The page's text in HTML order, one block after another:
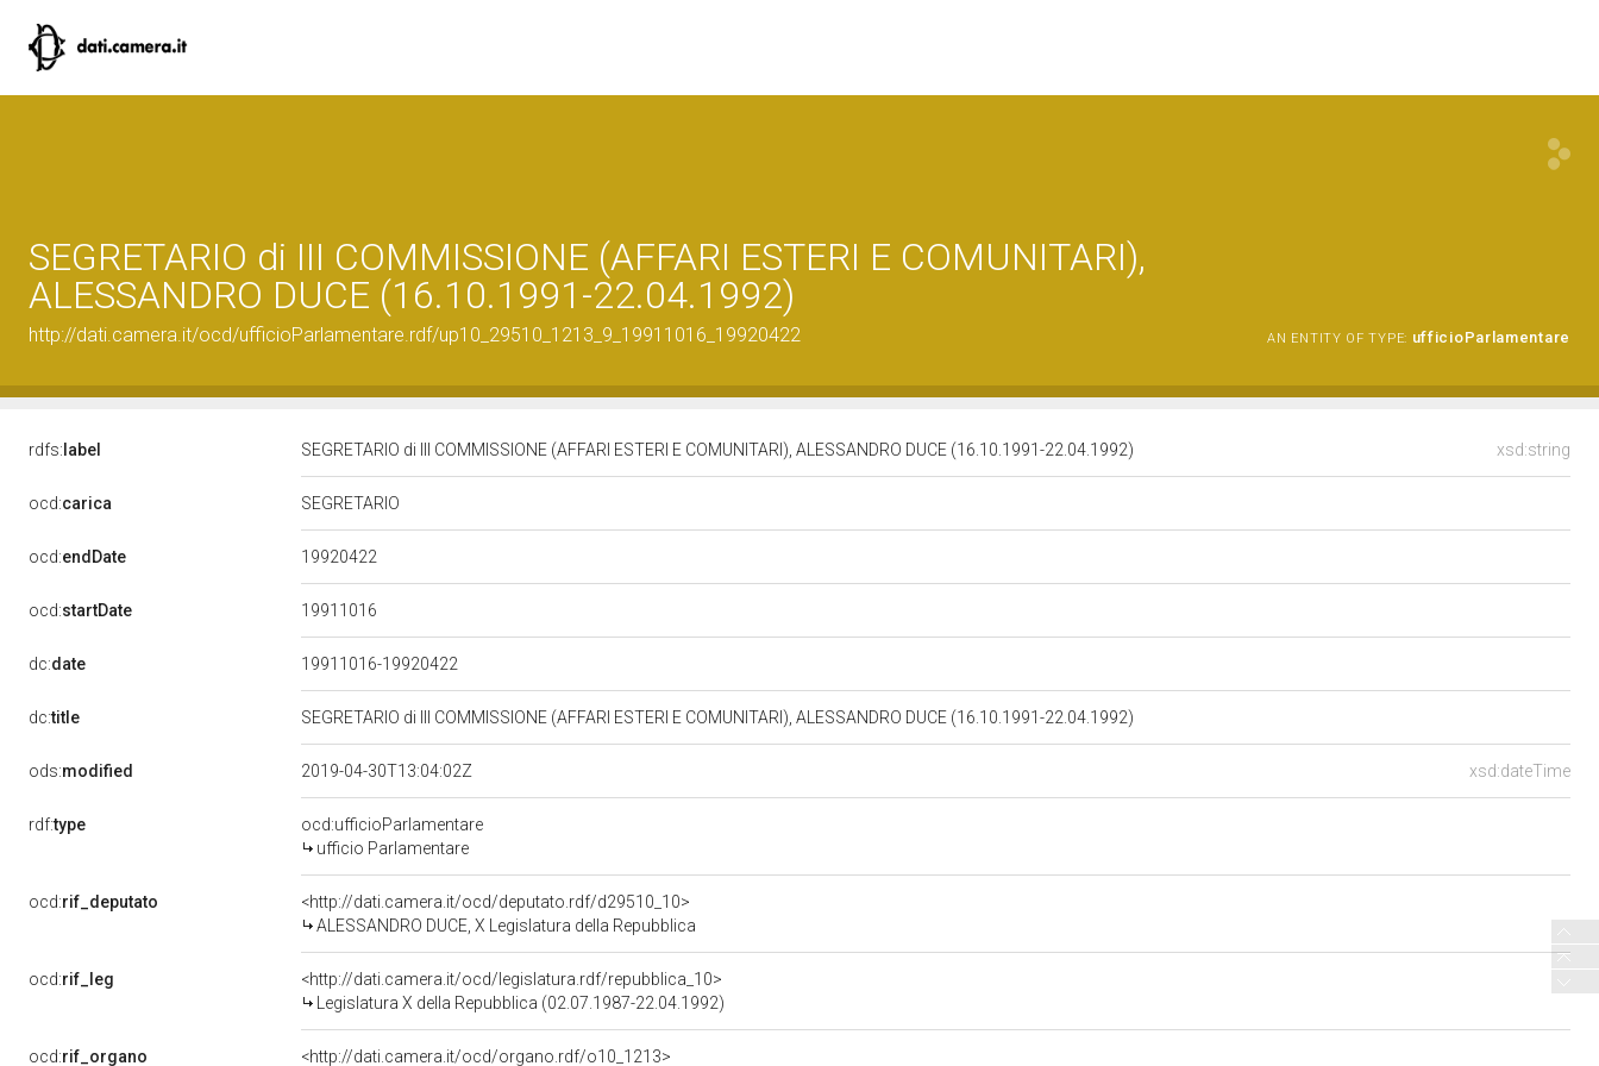
SEGRETARIO di III COMMISSIONE (AFFARI ESTERI E COMUNITARI),
ALESSANDRO DUCE (16.10.1991-22.04.1992)
http://dati.camera.it/ocd/ufficioParlamentare.rdf/up10_29510_1213_9_19911016_19920422 AN ENTITY OF TYPE: ufficioParlamentare
rdfs: label xsd:string
SEGRETARIO di III COMMISSIONE (AFFARI ESTERI E COMUNITARI), ALESSANDRO DUCE (16.10.1991-22.04.1992)
ocd:carica SEGRETARIO
ocd:endDate 19920422
ocd:startDate 19911016
dc:date 19911016-19920422
dc:title SEGRETARIO di III COMMISSIONE (AFFARI ESTERI E COMUNITARI), ALESSANDRO DUCE (16.10.1991-22.04.1992)
ods:modified xsd:dateTime
2019-04-30T13:04:02Z
rdf:type
ocd:ufficioParlamentare
ufficio Parlamentare
ocd:rif_deputato
<http://dati.camera.it/ocd/deputato.rdf/d29510_10>
ALESSANDRO DUCE, X Legislatura della Repubblica
ocd:rif_leg
<http://dati.camera.it/ocd/legislatura.rdf/repubblica_10>
Legislatura X della Repubblica (02.07.1987-22.04.1992)
ocd:rif_organo
<http://dati.camera.it/ocd/organo.rdf/o10_1213>